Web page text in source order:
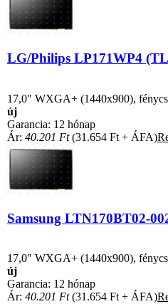
LG/Philips LP171WP4
17,0" WXGA+ (1440x900),
új
Garancia: 12 hónap
Ár: 40.201 Ft(31.654 Ft + ÁFA)
Samsung LTN170BT02-
17,0" WXGA+ (1440x900),
új
Garancia: 12 hónap
Ár: 40.201 Ft(31.654 Ft + ÁFA)